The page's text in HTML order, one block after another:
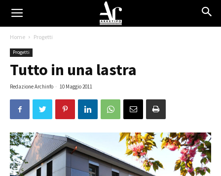
Home Progetti
Progetti
Tutto in una lastra
Redazione Archinfo - 10 Maggio 2011